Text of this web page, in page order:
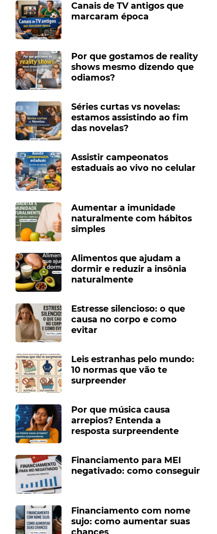
Canais de TV antigos que
marcaram época
Por que gostamos de reality
shows mesmo dizendo que
odiamos?
Séries curtas vs novelas:
estamos assistindo ao fim
das novelas?
Assistir campeonatos
estaduais ao vivo no celular
Aumentar a imunidade
naturalmente com hábitos
simples
Alimentos que ajudam a
dormir e reduzir a insônia
naturalmente
Estresse silencioso: o que
causa no corpo e como
evitar
Leis estranhas pelo mundo:
10 normas que vão te
surpreender
Por que música causa
arrepios? Entenda a
resposta surpreendente
Financiamento para MEI
negativado: como conseguir
Financiamento com nome
sujo: como aumentar suas
chances